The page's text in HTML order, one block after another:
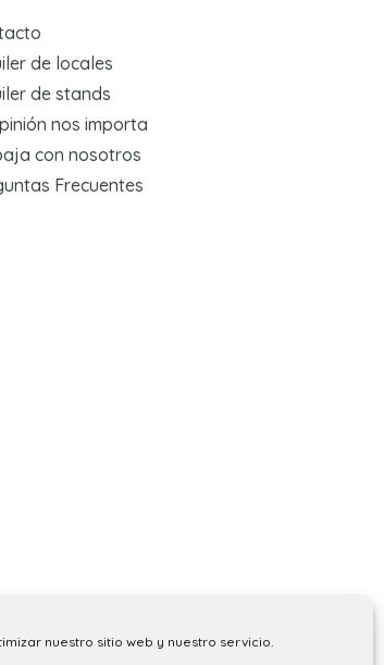
nuestro sitio web y nuestro servicio.
de locales
de stands
nos importa
con nosotros
Frecuentes